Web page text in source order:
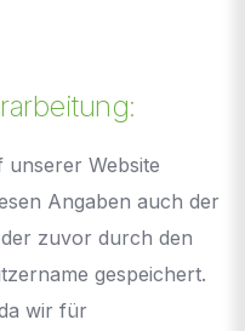
Website
Angaben auch der
zuvor durch den
gespeichert.
wir für